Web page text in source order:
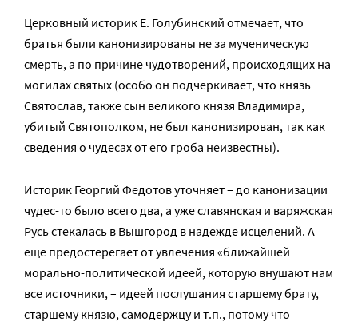
Церковный историк Е. Голубинский отмечает, что
братья были канонизированы не за мученическую
смерть, а по причине чудотворений, происходящих на
могилах святых (особо он подчеркивает, что князь
Святослав, также сын великого князя Владимира,
убитый Святополком, не был канонизирован, так как
сведения о чудесах от его гроба неизвестны).
Историк Георгий Федотов уточняет – до канонизации
чудес-то было всего два, а уже славянская и варяжская
Русь стекалась в Вышгород в надежде исцелений. А
еще предостерегает от увлечения «ближайшей
морально-политической идеей, которую внушают нам
все источники, – идеей послушания старшему брату,
старшему князю, самодержцу и т.п., потому что